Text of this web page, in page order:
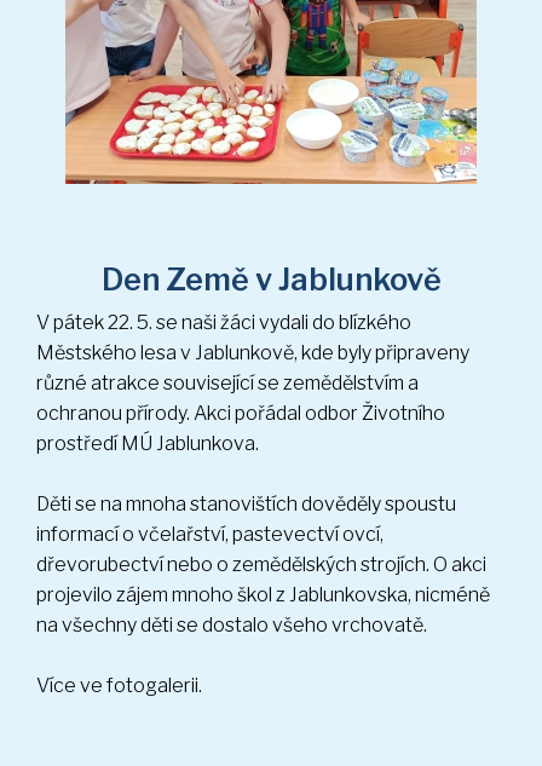
V pátek 22. 5. se naši žáci vydali do blízkého
Městského lesa v Jablunkově, kde byly připraveny
různé atrakce související se zemědělstvím a
ochranou přírody. Akci pořádal odbor Životního
prostředí MÚ Jablunkova.
Děti se na mnoha stanovištích dověděly spoustu
informací o včelařství, pastevectví ovcí,
dřevorubectví nebo o zemědělských strojích. O akci
projevilo zájem mnoho škol z Jablunkovska, nicméně
na všechny děti se dostalo všeho vrchovatě.
Více ve fotogalerii.